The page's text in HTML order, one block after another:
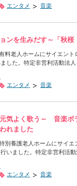
エンタメ 音楽
ンを生みだす～「秋
料老人ホームにサイエン
した。特定非営利活動法
エンタメ 音楽
気よく歌う～ 音楽
れました
養護老人ホームにサイ
いました。特定非営利活
エンタメ 音楽